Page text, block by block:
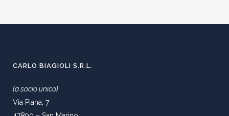
CARLO BIAGIOLI S.R.L.
(a socio unico)
Via Piana, 7